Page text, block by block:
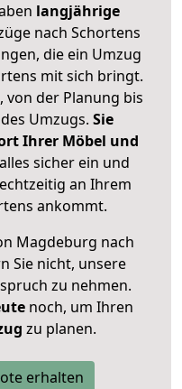
langjährige
nach Schortens
die ein Umzug
mit sich bringt.
von der Planung bis
Umzugs. Sie
Ihrer Möbel und
sicher ein und
an Ihrem
ankommt.
Magdeburg nach
Sie nicht, unsere
zu nehmen.
noch, um Ihren
zu planen.
erhalten